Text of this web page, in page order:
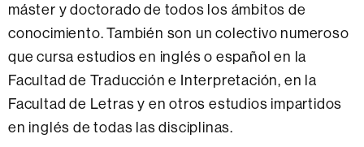
máster y doctorado de todos los ámbitos de
conocimiento. También son un colectivo numeroso
que cursa estudios en inglés o español en la
Facultad de Traducción e Interpretación, en la
Facultad de Letras y en otros estudios impartidos
en inglés de todas las disciplinas.